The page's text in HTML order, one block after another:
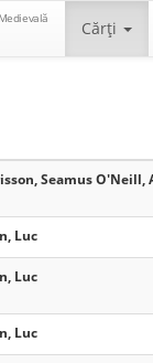
Cărţi
Seamus
Luc
Luc
Luc